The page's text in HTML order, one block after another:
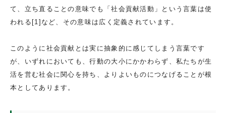
て、立ち直ることの意味でも「社会貢献活動」という言葉は使
われる[1]など、その意味は広く定義されています。
このように社会貢献とは実に抽象的に感じてしまう言葉です
が、いずれにおいても、行動の大小にかかわらず、私たちが生
活を営む社会に関心を持ち、よりよいものにつなげることが根
本としてあります。